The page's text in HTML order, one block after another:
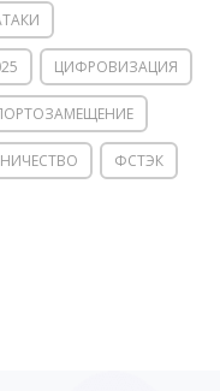
ЦИФРОВИЗАЦИЯ
ФСТЭК